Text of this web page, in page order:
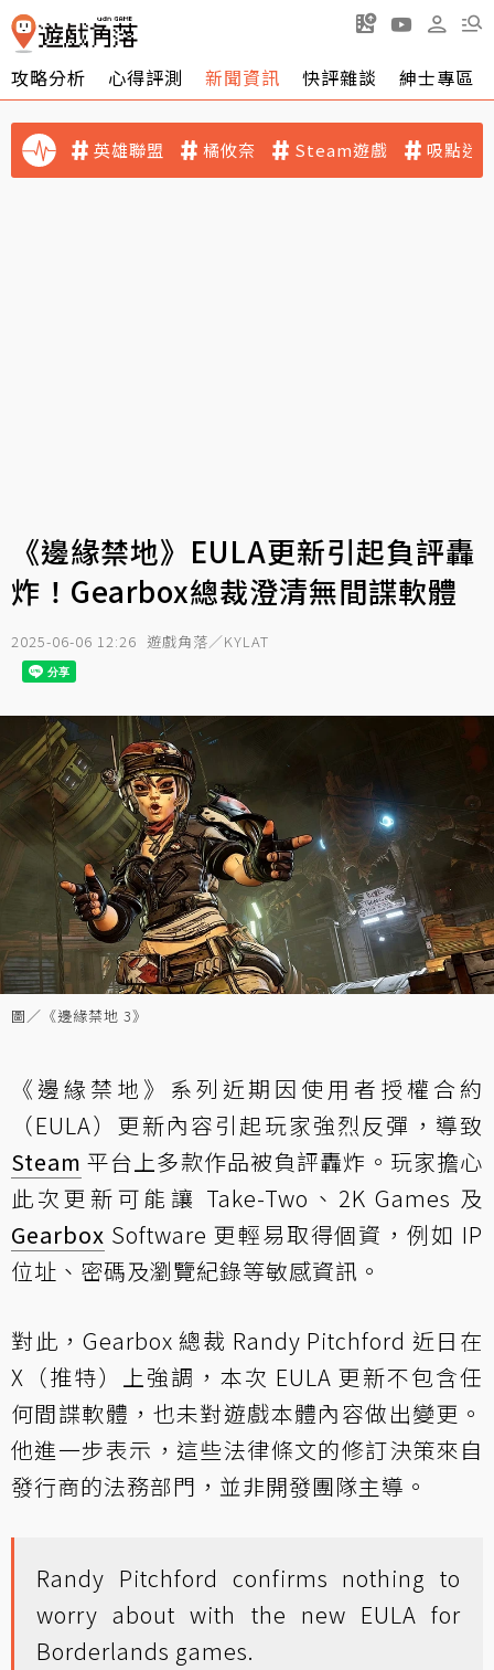
攻略分析 心得評測 新聞資訊 快評雜談 紳士專區
英雄聯盟 橘攸奈 Steam遊戲 吸點迷
《邊緣禁地》EULA更新引起負評轟
炸！Gearbox總裁澄清無間諜軟體
2025-06-06 12:26 遊戲角落／KYLAT
圖／《邊緣禁地 3》
《邊緣禁地》系列近期因使用者授權合約
（EULA）更新內容引起玩家強烈反彈，導致
Steam 平台上多款作品被負評轟炸。玩家擔心
此次更新可能讓 Take-Two、2K Games 及
Gearbox Software 更輕易取得個資，例如 IP
位址、密碼及瀏覽紀錄等敏感資訊。
對此，Gearbox 總裁 Randy Pitchford 近日在
X（推特）上強調，本次 EULA 更新不包含任
何間諜軟體，也未對遊戲本體內容做出變更。
他進一步表示，這些法律條文的修訂決策來自
發行商的法務部門，並非開發團隊主導。
Randy Pitchford confirms nothing to
worry about with the new EULA for
Borderlands games.